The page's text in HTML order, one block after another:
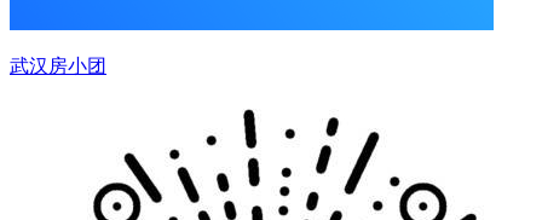
武汉房小团